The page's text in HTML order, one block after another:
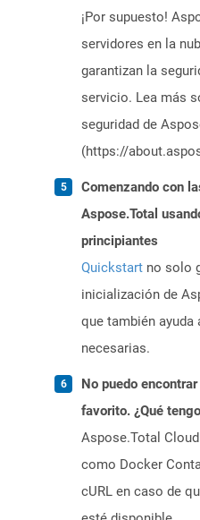
¡Por supuesto!
servidores en la
garantizan la
servicio. Lea más
seguridad de
(https://
Comenzando con
Aspose.Total
principiantes
Quickstart no solo
inicialización de
que también
necesarias.
No puedo
favorito. ¿Qué
Aspose.Total
como Docker
cURL en caso de